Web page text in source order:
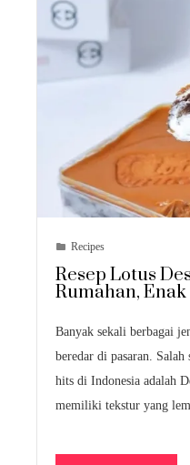
Recipes
Resep Lotus
Rumahan,
Banyak sekali berbagai
beredar di pasaran.
hits di Indonesia adalah
memiliki tekstur yang